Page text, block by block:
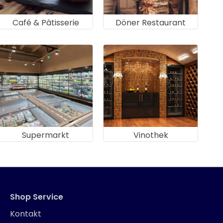
Café & Pâtisserie Döner Restaurant
Supermarkt Vinothek
Shop Service
Kontakt